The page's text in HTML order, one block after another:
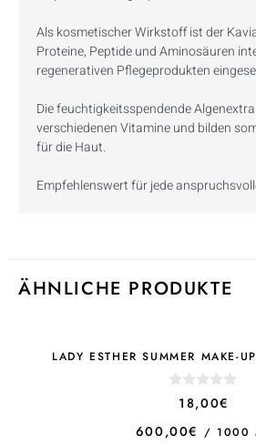
Als kosmetischer Wirkstoff ist der
Proteine, Peptide und Aminosäuren
regenerativen Pflegeprodukten
Die feuchtigkeitsspendende
verschiedenen Vitamine und bilden
für die Haut.
Empfehlenswert für jede
ÄHNLICHE PRODUKTE
LADY ESTHER SUMMER MAKE-
t
18,00€
600,00€ / 1000